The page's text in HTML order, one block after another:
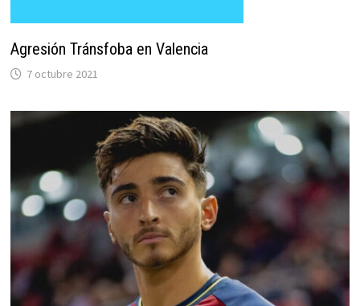
Agresión Tránsfoba en Valencia
7 octubre 2021